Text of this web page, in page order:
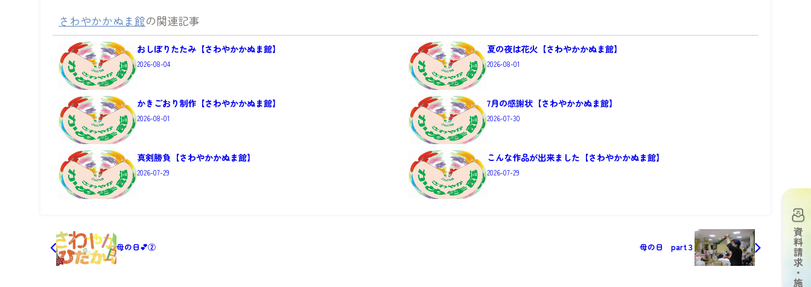
さわやかかぬま館の関連記事
おしぼりたたみ【さわやかかぬま館】
2026-08-04
夏の夜は花火【さわやかかぬま館】
2026-08-01
かきごおり制作【さわやかかぬま館】
2026-08-01
7月の感謝状【さわやかかぬま館】
2026-07-30
真剣勝負【さわやかかぬま館】
2026-07-29
こんな作品が出来ました【さわやかかぬま館】
2026-07-29
母の日💕② 母の日 part３